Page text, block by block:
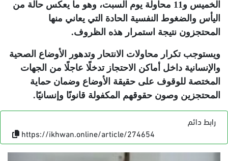
الخميس و11 محاولة يوم السبت، وهو ما يعكس حالة من
اليأس والضغوط النفسية الحادة التي يعاني منها
المحتجزون نتيجة استمرار هذه الظروف.
ويستوجب تكرار محاولات الانتحار وتدهور الأوضاع الصحية
والإنسانية داخل أماكن الاحتجاز تدخلًا عاجلًا من الجهات
المختصة للوقوف على حقيقة الأوضاع وضمان حماية
المحتجزين وصون حقوقهم المكفولة قانونًا وإنسانيًا.
رابط دائم
https://ikhwan.online/article/274654